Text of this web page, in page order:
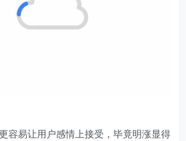
容易让用户感情上接受，毕竟明涨显得